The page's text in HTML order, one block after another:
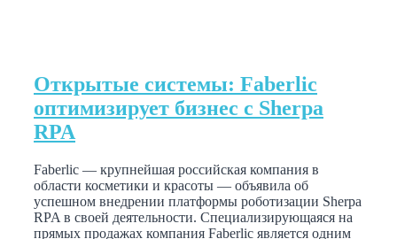
Открытые системы: Faberlic
оптимизирует бизнес с Sherpa
RPA
Faberlic — крупнейшая российская компания в
области косметики и красоты — объявила об
успешном внедрении платформы роботизации Sherpa
RPA в своей деятельности. Специализирующаяся на
прямых продажах компания Faberlic является одним